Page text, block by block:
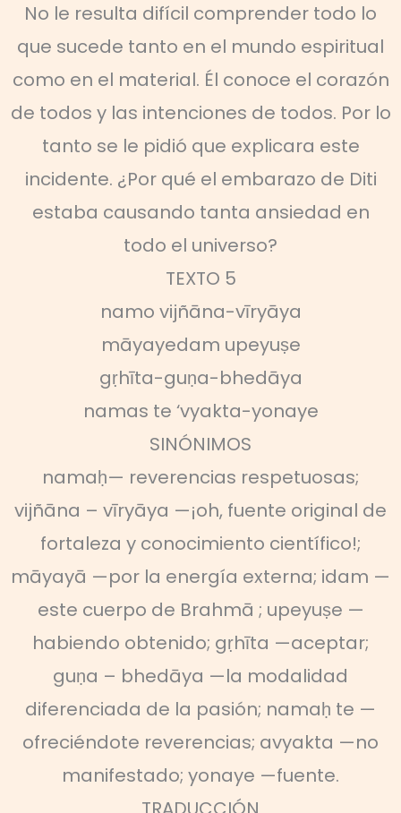
No le resulta difícil comprender todo lo
que sucede tanto en el mundo espiritual
como en el material. Él conoce el corazón
de todos y las intenciones de todos. Por lo
tanto se le pidió que explicara este
incidente. ¿Por qué el embarazo de Diti
estaba causando tanta ansiedad en
todo el universo?
TEXTO 5
namo vijñāna-vīryāya
māyayedam upeyuṣe
gṛhīta-guṇa-bhedāya
namas te ‘vyakta-yonaye
SINÓNIMOS
namaḥ— reverencias respetuosas;
vijñāna – vīryāya —¡oh, fuente original de
fortaleza y conocimiento científico!;
māyayā —por la energía externa; idam —
este cuerpo de Brahmā ; upeyuṣe —
habiendo obtenido; gṛhīta —aceptar;
guṇa – bhedāya —la modalidad
diferenciada de la pasión; namaḥ te —
ofreciéndote reverencias; avyakta —no
manifestado; yonaye —fuente.